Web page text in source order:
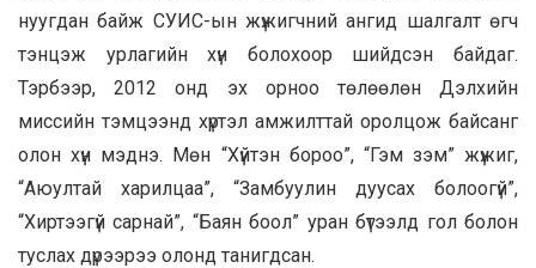
нуугдан байж СУИС-ын жүжигчний ангид шалгалт өгч
тэнцэж урлагийн хүн болохоор шийдсэн байдаг.
Тэрбээр, 2012 онд эх орноо төлөөлөн Дэлхийн
миссийн тэмцээнд хүртэл амжилттай оролцож байсанг
олон хүн мэднэ. Мөн “Хүйтэн бороо”, “Гэм зэм” жүжиг,
“Аюултай харилцаа”, “Замбуулин дуусах болоогүй”,
“Хиртээгүй сарнай”, “Баян боол” уран бүтээлд гол болон
туслах дүрээрээ олонд танигдсан.